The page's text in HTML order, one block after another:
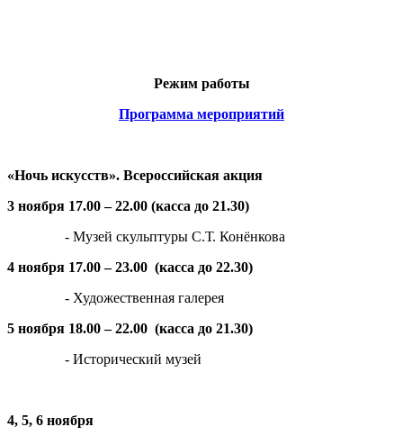
Режим работы
Программа мероприятий
«Ночь искусств». Всероссийская акция
3 ноября 17.00 – 22.00 (касса до 21.30)
- Музей скульптуры С.Т. Конёнкова
4 ноября 17.00 – 23.00 (касса до 22.30)
- Художественная галерея
5 ноября 18.00 – 22.00 (касса до 21.30)
- Исторический музей
4, 5, 6 ноября